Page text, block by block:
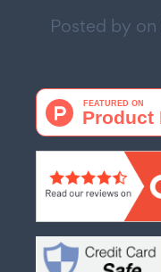
Posted by on